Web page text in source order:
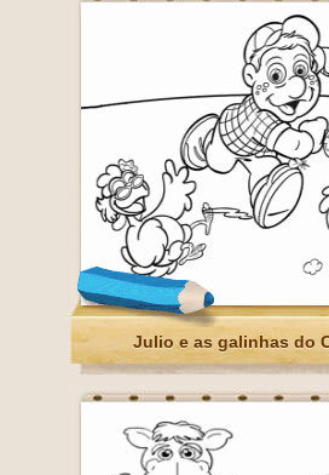
Julio e as galinhas do